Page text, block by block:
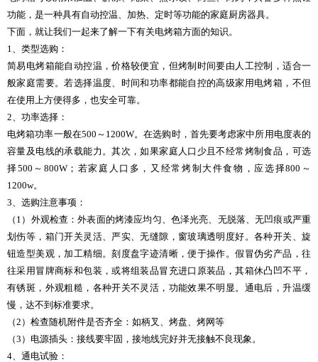
功能，是一种具有自动控温、加热、定时等功能的家庭厨房器具。
下面，就让我们一起来了解一下有关电烤箱方面的知识。
1、类型选购：
简易电烤箱能自动控温，价格较便宜，但烤制时间要由人工控制，适合一
般家庭需要。若选择温度、时间和功率都能自控的高级家用电烤箱，不但
在使用上方便得多，也安全可靠。
2、功率选择：
电烤箱功率一般在500～1200W。在选购时，首先要考虑家中所用电度表的
容量及电线的承载能力。其次，如果家庭人口少且不经常烤制食品，可选
择500～800W；若家庭人口多，又经常烤制大件食物，应选择800～
1200w。
3、选购注意事项：
（1）外观检查：外表面的烤漆应均匀、色泽光亮、无脱落、无凹痕或严重
划伤等，箱门开关灵活、严实、无缝隙，窗玻璃透明度好。各种开关、旋
钮造型美观，加工精细。刻度盘字迹清晰，便于操作。假冒伪劣产品，往
往采用冒牌商标和包装，或将组装品冒充进口原装品，其箱休凸凹不平，
有锈斑，外观粗糙，各种开关不灵活，功能效果不明显。通电后，升温缓
慢，达不到标准要求。
（2）检查随机附件是否齐全：如柄叉、烤盘、烤网等
（3）电源插头：接线要牢固，接地线完好并无接触不良现象。
4、通电试验：